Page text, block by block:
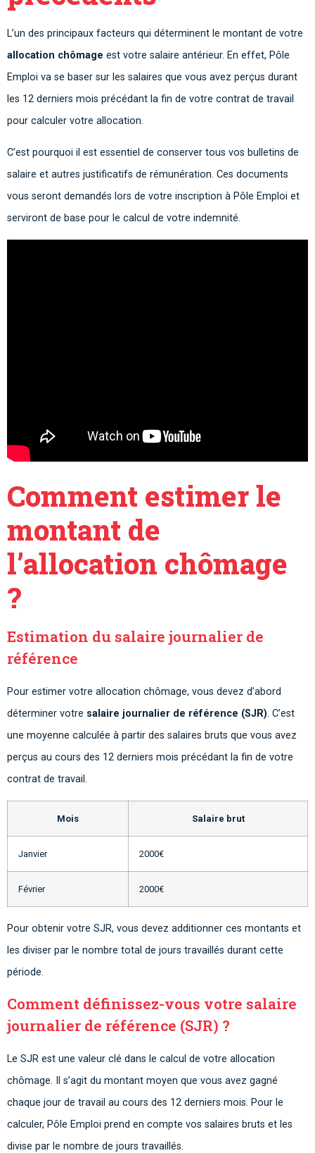
L’un des principaux facteurs qui déterminent le montant de votre
allocation chômage est votre salaire antérieur. En effet, Pôle
Emploi va se baser sur les salaires que vous avez perçus durant
les 12 derniers mois précédant la fin de votre contrat de travail
pour calculer votre allocation.
C’est pourquoi il est essentiel de conserver tous vos bulletins de
salaire et autres justificatifs de rémunération. Ces documents
vous seront demandés lors de votre inscription à Pôle Emploi et
serviront de base pour le calcul de votre indemnité.
Comment estimer le
montant de
l’allocation chômage
?
Estimation du salaire journalier de
référence
Pour estimer votre allocation chômage, vous devez d’abord
déterminer votre salaire journalier de référence (SJR). C’est
une moyenne calculée à partir des salaires bruts que vous avez
perçus au cours des 12 derniers mois précédant la fin de votre
contrat de travail.
Mois Salaire brut
Janvier 2000€
Février 2000€
Pour obtenir votre SJR, vous devez additionner ces montants et
les diviser par le nombre total de jours travaillés durant cette
période.
Comment définissez-vous votre salaire
journalier de référence (SJR) ?
Le SJR est une valeur clé dans le calcul de votre allocation
chômage. Il s’agit du montant moyen que vous avez gagné
chaque jour de travail au cours des 12 derniers mois. Pour le
calculer, Pôle Emploi prend en compte vos salaires bruts et les
divise par le nombre de jours travaillés.